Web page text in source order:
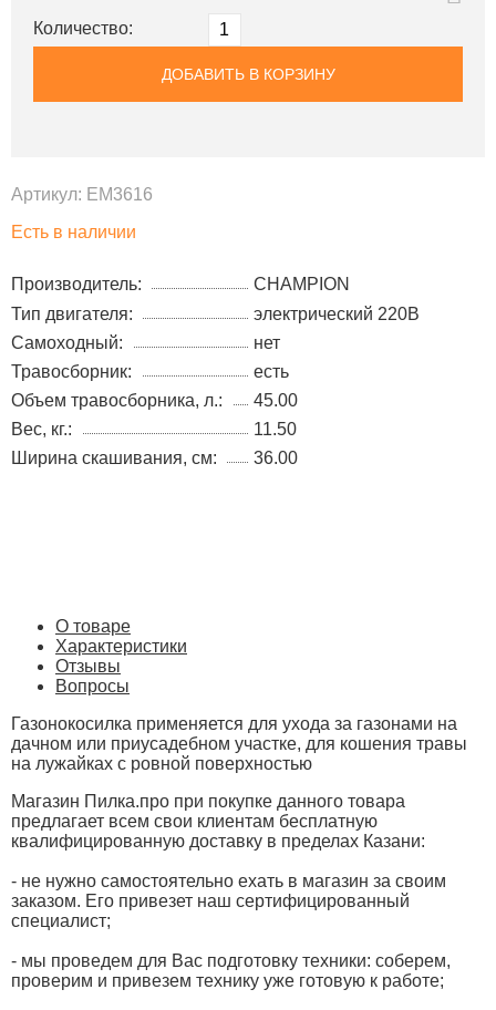
Артикул: EM3616
Есть в наличии
Производитель:
CHAMPION
Тип двигателя:
электрический 220В
Самоходный:
нет
Травосборник:
есть
Объем травосборника, л.:
45.00
Вес, кг.:
11.50
Ширина скашивания, см:
36.00
Количество:
ДОБАВИТЬ В КОРЗИНУ
О товаре
Характеристики
Отзывы
Вопросы
Газонокосилка применяется для ухода за газонами на
дачном или приусадебном участке, для кошения травы
на лужайках с ровной поверхностью
Магазин Пилка.про при покупке данного товара
предлагает всем свои клиентам бесплатную
квалифицированную доставку в пределах Казани:
- не нужно самостоятельно ехать в магазин за своим
заказом. Его привезет наш сертифицированный
специалист;
- мы проведем для Вас подготовку техники: соберем,
проверим и привезем технику уже готовую к работе;